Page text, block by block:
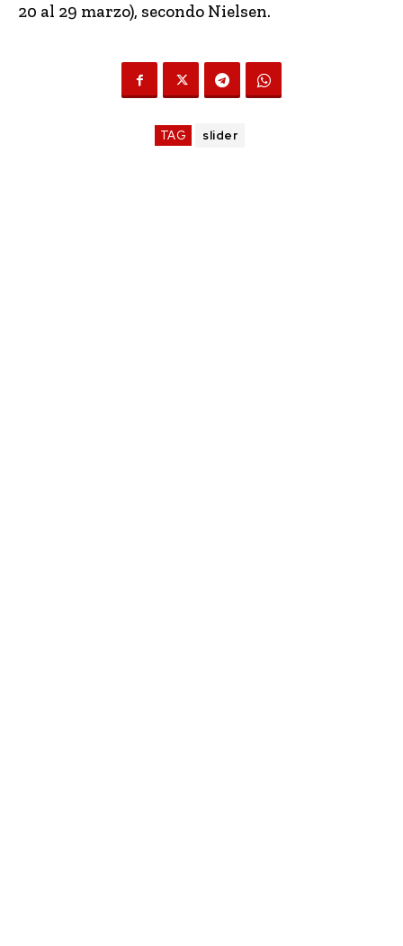
20 al 29 marzo), secondo Nielsen.
TAG slider